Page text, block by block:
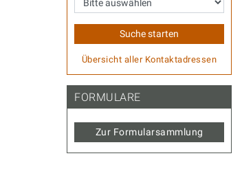
Übersicht aller Kontaktadressen
FORMULARE
Zur Formularsammlung